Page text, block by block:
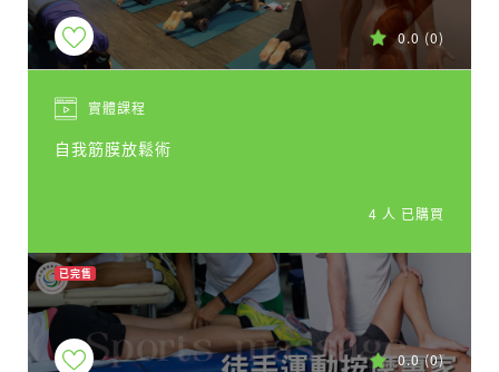
0.0 (0)
實體課程
自我筋膜放鬆術
4 人 已購買
已完售
0.0 (0)